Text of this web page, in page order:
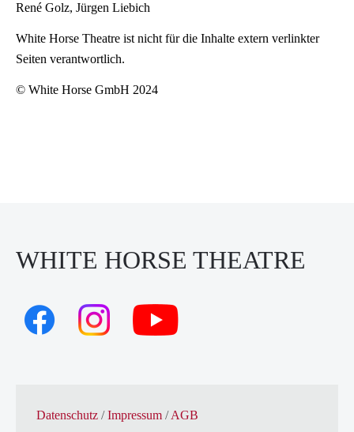
René Golz, Jürgen Liebich
White Horse Theatre ist nicht für die Inhalte extern verlinkter
Seiten verantwortlich.
© White Horse GmbH 2024
WHITE HORSE THEATRE
Datenschutz /Impressum /AGB